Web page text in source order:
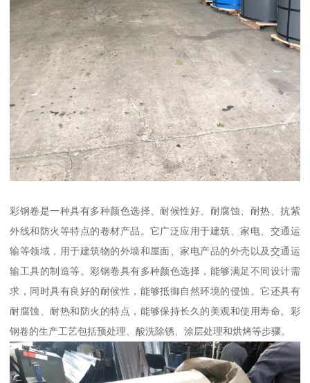
彩钢卷是一种具有多种颜色选择、耐候性好、耐腐蚀、耐热、抗紫
外线和防火等特点的卷材产品。它广泛应用于建筑、家电、交通运
输等领域，用于建筑物的外墙和屋面、家电产品的外壳以及交通运
输工具的制造等。彩钢卷具有多种颜色选择，能够满足不同设计需
求，同时具有良好的耐候性，能够抵御自然环境的侵蚀。它还具有
耐腐蚀、耐热和防火的特点，能够保持长久的美观和使用寿命。彩
钢卷的生产工艺包括预处理、酸洗除锈、涂层处理和烘烤等步骤。